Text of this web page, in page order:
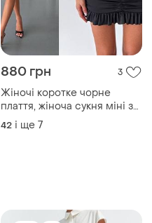
880 грн 3
Жіночі коротке чорне
плаття, жіноча сукня міні з
драпіруванням
42 і ще 7